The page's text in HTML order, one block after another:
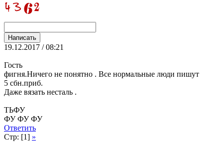
19.12.2017 / 08:21
Гость
фигня.Ничего не понятно . Все нормальные люди пишут
5 сбн.приб.
Даже вязать несталь .
ТЬФУ
ФУ ФУ ФУ
Ответить
Стр: [1] »